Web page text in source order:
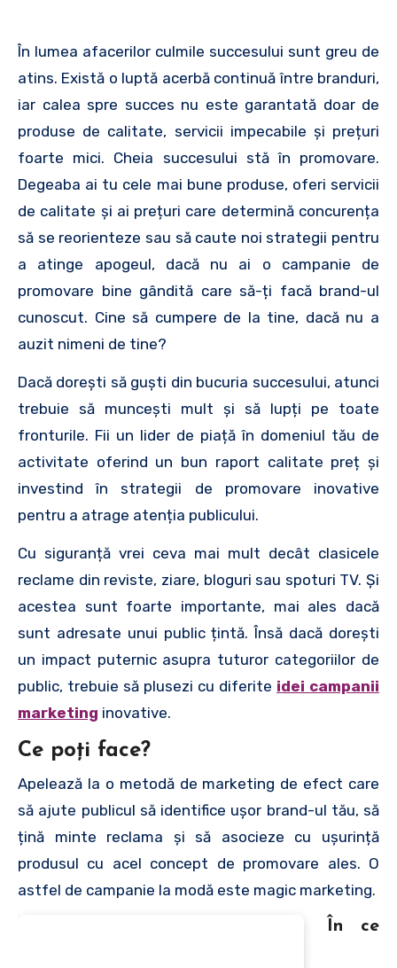
În lumea afacerilor culmile succesului sunt greu de
atins. Există o luptă acerbă continuă între branduri,
iar calea spre succes nu este garantată doar de
produse de calitate, servicii impecabile și prețuri
foarte mici. Cheia succesului stă în promovare.
Degeaba ai tu cele mai bune produse, oferi servicii
de calitate și ai prețuri care determină concurența
să se reorienteze sau să caute noi strategii pentru
a atinge apogeul, dacă nu ai o campanie de
promovare bine gândită care să-ți facă brand-ul
cunoscut. Cine să cumpere de la tine, dacă nu a
auzit nimeni de tine?
Dacă dorești să guști din bucuria succesului, atunci
trebuie să muncești mult și să lupți pe toate
fronturile. Fii un lider de piață în domeniul tău de
activitate oferind un bun raport calitate preț și
investind în strategii de promovare inovative
pentru a atrage atenția publicului.
Cu siguranță vrei ceva mai mult decât clasicele
reclame din reviste, ziare, bloguri sau spoturi TV. Și
acestea sunt foarte importante, mai ales dacă
sunt adresate unui public țintă. Însă dacă dorești
un impact puternic asupra tuturor categoriilor de
public, trebuie să plusezi cu diferite idei campanii
marketing inovative.
Ce poți face?
Apelează la o metodă de marketing de efect care
să ajute publicul să identifice ușor brand-ul tău, să
țină minte reclama și să asocieze cu ușurință
produsul cu acel concept de promovare ales. O
astfel de campanie la modă este magic marketing.
În ce